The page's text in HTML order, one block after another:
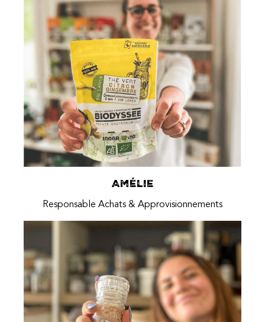
Amélie
Responsable Achats & Approvisionnements